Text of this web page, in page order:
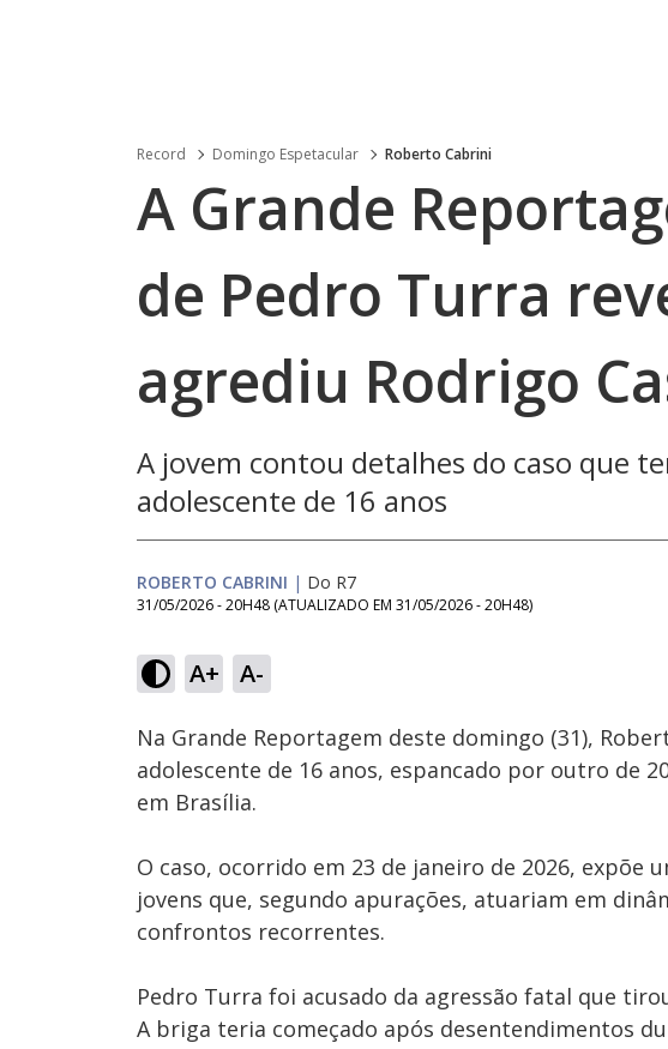
Record Domingo Espetacular Roberto Cabrini
A Grande
de Pedro Turra
agrediu Rodrigo
A jovem contou detalhes do caso que
adolescente de 16 anos
ROBERTO CABRINI | Do R7
31/05/2026 - 20H48 (ATUALIZADO EM 31/05/2026 - 20H48)
A+ A-
Ativar
Som
5.23%
Na Grande Reportagem deste domingo (31),
adolescente de 16 anos, espancado por outro de
em Brasília.
O caso, ocorrido em 23 de janeiro de 2026, expõe
jovens que, segundo apurações, atuariam em
confrontos recorrentes.
Pedro Turra foi acusado da agressão fatal que
A briga teria começado após desentendimentos